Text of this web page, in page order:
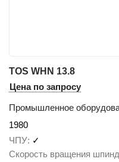
TOS WHN 13.8
Цена по запросу
Промышленное
1980
ЧПУ ✓
Скорость вращения